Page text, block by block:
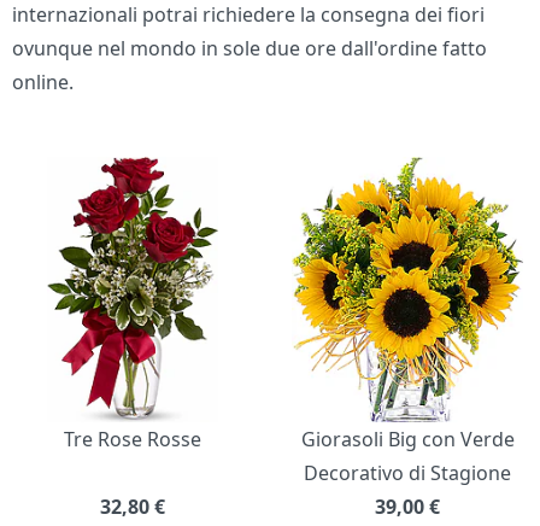
internazionali potrai richiedere la consegna dei fiori
ovunque nel mondo in sole due ore dall'ordine fatto
online.
Bouquet di fiori
Tre Rose Rosse
32,80€
Giorasoli Big con Verde
Decorativo di Stagione
39,00€